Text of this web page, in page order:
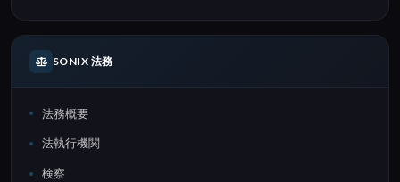
SONIX 法務
法務概要
法執行機関
検察